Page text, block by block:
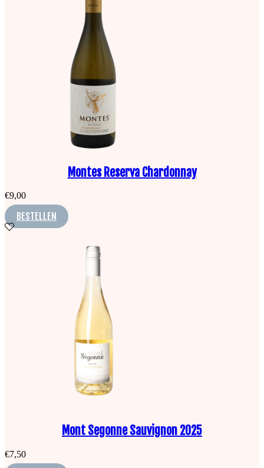
Montes Reserva Chardonnay
€9,00
BESTELLEN
Mont Segonne Sauvignon 2025
€7,50